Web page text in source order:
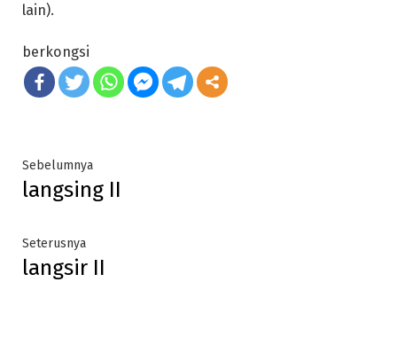
lain).
berkongsi
Post
navigation
SebelumnyaPrevious
post:
langsing II
SeterusnyaNext
post:
langsir II